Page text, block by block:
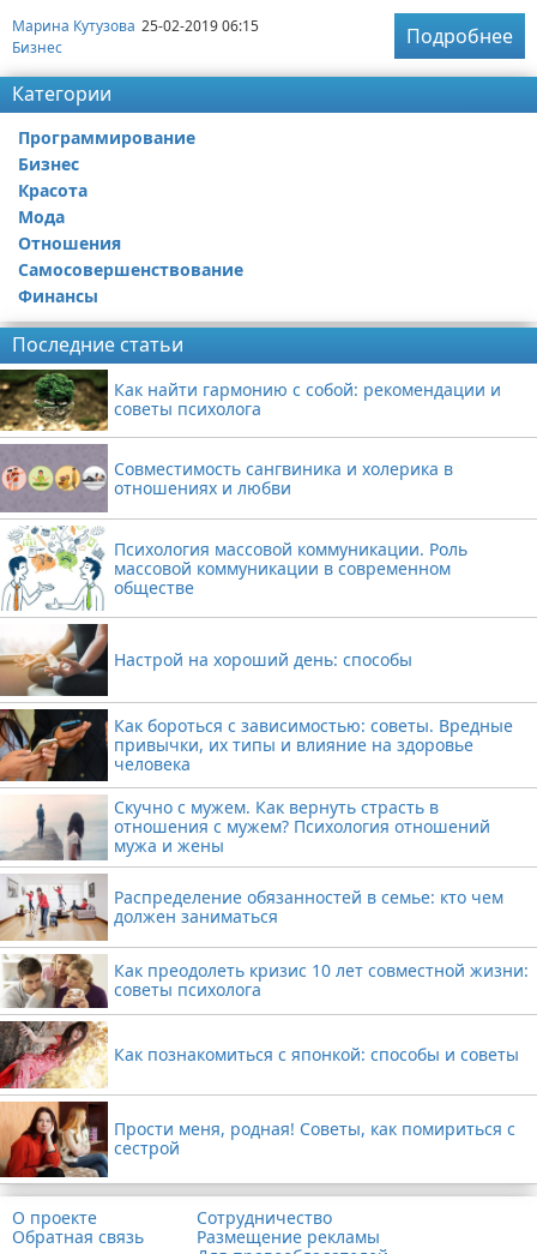
Марина Кутузова 25-02-2019 06:15
Бизнес
Подробнее
Категории
Программирование
Бизнес
Красота
Мода
Отношения
Самосовершенствование
Финансы
Последние статьи
Как найти гармонию с собой: рекомендации и
советы психолога
Совместимость сангвиника и холерика в
отношениях и любви
Психология массовой коммуникации. Роль
массовой коммуникации в современном
обществе
Настрой на хороший день: способы
Как бороться с зависимостью: советы. Вредные
привычки, их типы и влияние на здоровье
человека
Скучно с мужем. Как вернуть страсть в
отношения с мужем? Психология отношений
мужа и жены
Распределение обязанностей в семье: кто чем
должен заниматься
Как преодолеть кризис 10 лет совместной жизни:
советы психолога
Как познакомиться с японкой: способы и советы
Прости меня, родная! Советы, как помириться с
сестрой
О проекте
Обратная связь
Сотрудничество
Размещение рекламы